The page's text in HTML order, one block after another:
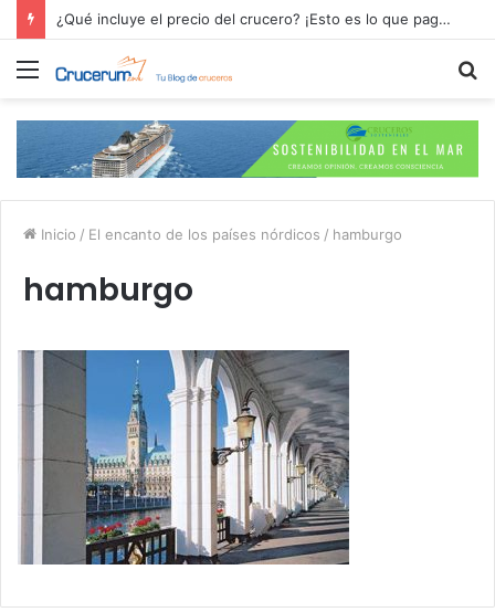
¿Qué incluye el precio del crucero? ¡Esto es lo que pagas por tu aventura en alta mar!
Menú
Inicio / El encanto de los países nórdicos / hamburgo
hamburgo